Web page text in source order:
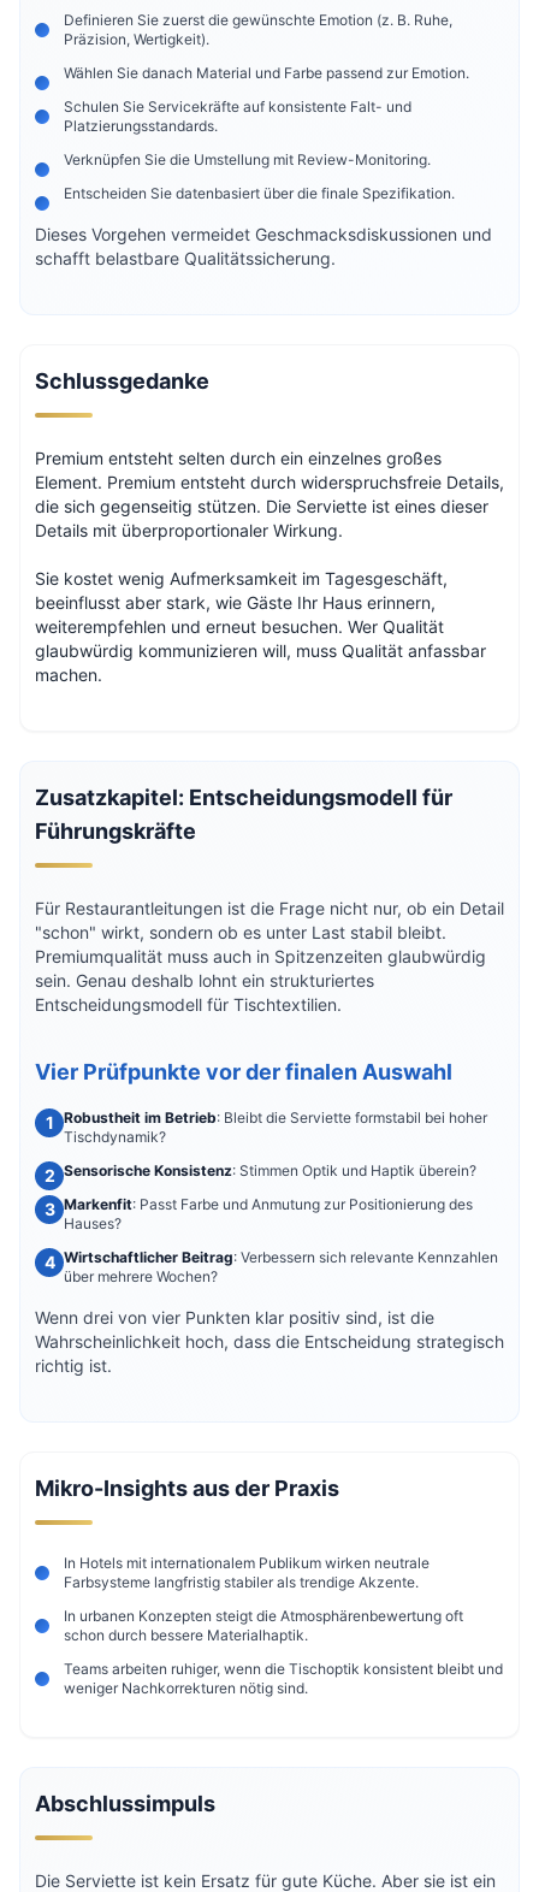
Definieren Sie zuerst die gewünschte Emotion (z. B. Ruhe,
Präzision, Wertigkeit).
Wählen Sie danach Material und Farbe passend zur Emotion.
Schulen Sie Servicekräfte auf konsistente Falt- und
Platzierungsstandards.
Verknüpfen Sie die Umstellung mit Review-Monitoring.
Entscheiden Sie datenbasiert über die finale Spezifikation.
Dieses Vorgehen vermeidet Geschmacksdiskussionen und
schafft belastbare Qualitätssicherung.
Schlussgedanke
Premium entsteht selten durch ein einzelnes großes
Element. Premium entsteht durch widerspruchsfreie Details,
die sich gegenseitig stützen. Die Serviette ist eines dieser
Details mit überproportionaler Wirkung.
Sie kostet wenig Aufmerksamkeit im Tagesgeschäft,
beeinflusst aber stark, wie Gäste Ihr Haus erinnern,
weiterempfehlen und erneut besuchen. Wer Qualität
glaubwürdig kommunizieren will, muss Qualität anfassbar
machen.
Zusatzkapitel: Entscheidungsmodell für
Führungskräfte
Für Restaurantleitungen ist die Frage nicht nur, ob ein Detail
"schon" wirkt, sondern ob es unter Last stabil bleibt.
Premiumqualität muss auch in Spitzenzeiten glaubwürdig
sein. Genau deshalb lohnt ein strukturiertes
Entscheidungsmodell für Tischtextilien.
Vier Prüfpunkte vor der finalen Auswahl
Robustheit im Betrieb: Bleibt die Serviette formstabil bei hoher
Tischdynamik?
Sensorische Konsistenz: Stimmen Optik und Haptik überein?
Markenfit: Passt Farbe und Anmutung zur Positionierung des
Hauses?
Wirtschaftlicher Beitrag: Verbessern sich relevante Kennzahlen
über mehrere Wochen?
Wenn drei von vier Punkten klar positiv sind, ist die
Wahrscheinlichkeit hoch, dass die Entscheidung strategisch
richtig ist.
Mikro-Insights aus der Praxis
In Hotels mit internationalem Publikum wirken neutrale
Farbsysteme langfristig stabiler als trendige Akzente.
In urbanen Konzepten steigt die Atmosphärenbewertung oft
schon durch bessere Materialhaptik.
Teams arbeiten ruhiger, wenn die Tischoptik konsistent bleibt und
weniger Nachkorrekturen nötig sind.
Abschlussimpuls
Die Serviette ist kein Ersatz für gute Küche. Aber sie ist ein